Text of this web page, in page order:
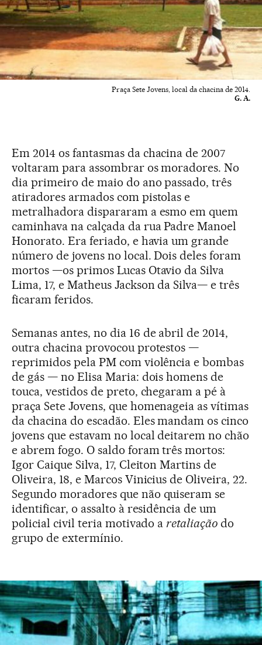
Praça Sete Jovens, local da chacina de 2014.
G. A.
Em 2014 os fantasmas da chacina de 2007
voltaram para assombrar os moradores. No
dia primeiro de maio do ano passado, três
atiradores armados com pistolas e
metralhadora dispararam a esmo em quem
caminhava na calçada da rua Padre Manoel
Honorato. Era feriado, e havia um grande
número de jovens no local. Dois deles foram
mortos —os primos Lucas Otavio da Silva
Lima, 17, e Matheus Jackson da Silva— e três
ficaram feridos.
Semanas antes, no dia 16 de abril de 2014,
outra chacina provocou protestos —
reprimidos pela PM com violência e bombas
de gás — no Elisa Maria: dois homens de
touca, vestidos de preto, chegaram a pé à
praça Sete Jovens, que homenageia as vítimas
da chacina do escadão. Eles mandam os cinco
jovens que estavam no local deitarem no chão
e abrem fogo. O saldo foram três mortos:
Igor Caique Silva, 17, Cleiton Martins de
Oliveira, 18, e Marcos Vinicius de Oliveira, 22.
Segundo moradores que não quiseram se
identificar, o assalto à residência de um
policial civil teria motivado aretaliação do
grupo de extermínio.